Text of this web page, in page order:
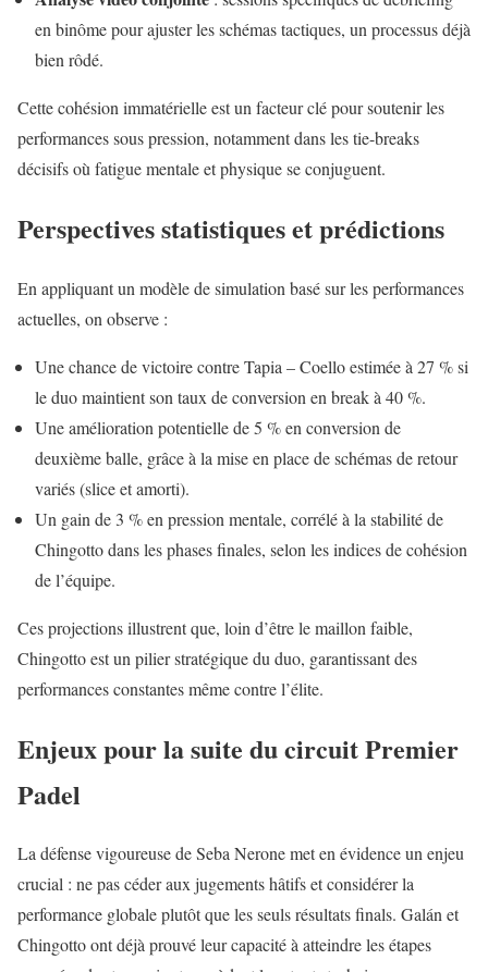
en binôme pour ajuster les schémas tactiques, un processus déjà
bien rôdé.
Cette cohésion immatérielle est un facteur clé pour soutenir les
performances sous pression, notamment dans les tie-breaks
décisifs où fatigue mentale et physique se conjuguent.
Perspectives statistiques et prédictions
En appliquant un modèle de simulation basé sur les performances
actuelles, on observe :
Une chance de victoire contre Tapia – Coello estimée à 27 % si
le duo maintient son taux de conversion en break à 40 %.
Une amélioration potentielle de 5 % en conversion de
deuxième balle, grâce à la mise en place de schémas de retour
variés (slice et amorti).
Un gain de 3 % en pression mentale, corrélé à la stabilité de
Chingotto dans les phases finales, selon les indices de cohésion
de l’équipe.
Ces projections illustrent que, loin d’être le maillon faible,
Chingotto est un pilier stratégique du duo, garantissant des
performances constantes même contre l’élite.
Enjeux pour la suite du circuit Premier
Padel
La défense vigoureuse de Seba Nerone met en évidence un enjeu
crucial : ne pas céder aux jugements hâtifs et considérer la
performance globale plutôt que les seuls résultats finals. Galán et
Chingotto ont déjà prouvé leur capacité à atteindre les étapes